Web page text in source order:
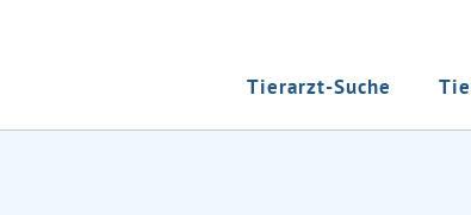
Tierarzt-Suche